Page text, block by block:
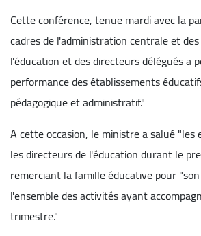
Cette conférence, tenue mardi avec la
cadres de l'administration centrale et
l'éducation et des directeurs délégués a
performance des établissements
pédagogique et administratif."
A cette occasion, le ministre a salué
les directeurs de l'éducation durant le
remerciant la famille éducative pour
l'ensemble des activités ayant
trimestre."